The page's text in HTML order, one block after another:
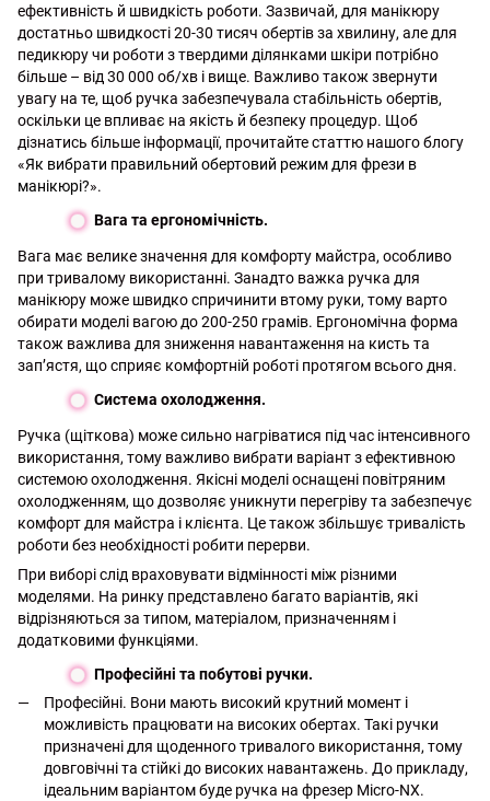
ефективність й швидкість роботи. Зазвичай, для манікюру
достатньо швидкості 20-30 тисяч обертів за хвилину, але для
педикюру чи роботи з твердими ділянками шкіри потрібно
більше – від 30 000 об/хв і вище. Важливо також звернути
увагу на те, щоб ручка забезпечувала стабільність обертів,
оскільки це впливає на якість й безпеку процедур. Щоб
дізнатись більше інформації, прочитайте статтю нашого блогу
«Як вибрати правильний обертовий режим для фрези в
манікюрі?».
Вага та ергономічність.
Вага має велике значення для комфорту майстра, особливо
при тривалому використанні. Занадто важка ручка для
манікюру може швидко спричинити втому руки, тому варто
обирати моделі вагою до 200-250 грамів. Ергономічна форма
також важлива для зниження навантаження на кисть та
зап’ястя, що сприяє комфортній роботі протягом всього дня.
Система охолодження.
Ручка (щіткова) може сильно нагріватися під час інтенсивного
використання, тому важливо вибрати варіант з ефективною
системою охолодження. Якісні моделі оснащені повітряним
охолодженням, що дозволяє уникнути перегріву та забезпечує
комфорт для майстра і клієнта. Це також збільшує тривалість
роботи без необхідності робити перерви.
При виборі слід враховувати відмінності між різними
моделями. На ринку представлено багато варіантів, які
відрізняються за типом, матеріалом, призначенням і
додатковими функціями.
Професійні та побутові ручки.
Професійні. Вони мають високий крутний момент і
можливість працювати на високих обертах. Такі ручки
призначені для щоденного тривалого використання, тому
довговічні та стійкі до високих навантажень. До прикладу,
ідеальним варіантом буде ручка на фрезер Micro-NX.